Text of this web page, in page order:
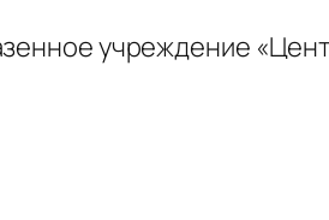
учреждение